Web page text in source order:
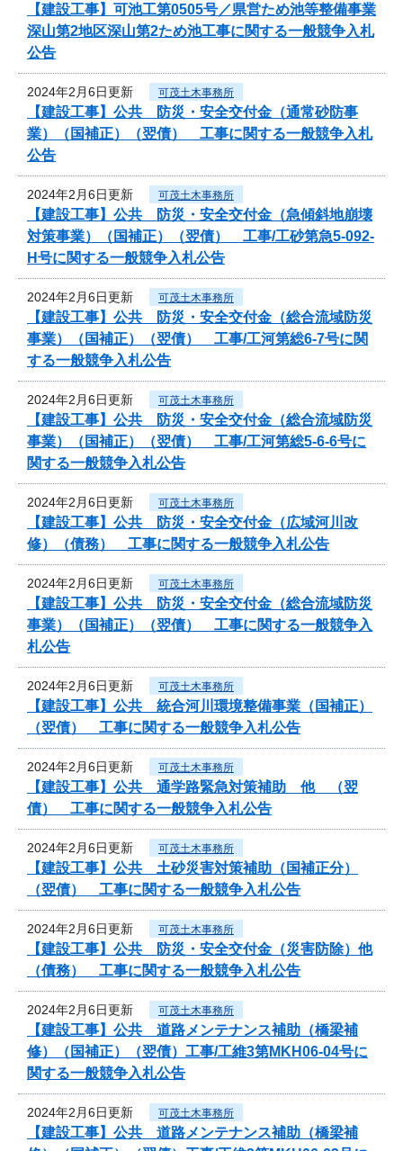
【建設工事】可池工第0505号／県営ため池等整備事業
深山第2地区深山第2ため池工事に関する一般競争入札
公告
2024年2月6日更新 可茂土木事務所
【建設工事】公共 防災・安全交付金（通常砂防事
業）（国補正）（翌債） 工事に関する一般競争入札
公告
2024年2月6日更新 可茂土木事務所
【建設工事】公共 防災・安全交付金（急傾斜地崩壊
対策事業）（国補正）（翌債） 工事/工砂第急5-092-
H号に関する一般競争入札公告
2024年2月6日更新 可茂土木事務所
【建設工事】公共 防災・安全交付金（総合流域防災
事業）（国補正）（翌債） 工事/工河第総6-7号に関
する一般競争入札公告
2024年2月6日更新 可茂土木事務所
【建設工事】公共 防災・安全交付金（総合流域防災
事業）（国補正）（翌債） 工事/工河第総5-6-6号に
関する一般競争入札公告
2024年2月6日更新 可茂土木事務所
【建設工事】公共 防災・安全交付金（広域河川改
修）（債務） 工事に関する一般競争入札公告
2024年2月6日更新 可茂土木事務所
【建設工事】公共 防災・安全交付金（総合流域防災
事業）（国補正）（翌債） 工事に関する一般競争入
札公告
2024年2月6日更新 可茂土木事務所
【建設工事】公共 統合河川環境整備事業（国補正）
（翌債） 工事に関する一般競争入札公告
2024年2月6日更新 可茂土木事務所
【建設工事】公共 通学路緊急対策補助 他 （翌
債） 工事に関する一般競争入札公告
2024年2月6日更新 可茂土木事務所
【建設工事】公共 土砂災害対策補助（国補正分）
（翌債） 工事に関する一般競争入札公告
2024年2月6日更新 可茂土木事務所
【建設工事】公共 防災・安全交付金（災害防除）他
（債務） 工事に関する一般競争入札公告
2024年2月6日更新 可茂土木事務所
【建設工事】公共 道路メンテナンス補助（橋梁補
修）（国補正）（翌債）工事/工維3第MKH06-04号に
関する一般競争入札公告
2024年2月6日更新 可茂土木事務所
【建設工事】公共 道路メンテナンス補助（橋梁補